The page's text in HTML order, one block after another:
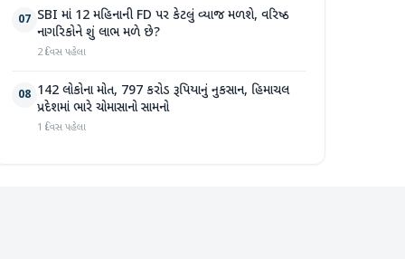
07 SBI માં 12 મહિનાની FD પર કેટલું વ્યાજ મળશે, વરિષ્ઠ
નાગરિકોને શું લાભ મળે છે?
2 દિવસ પહેલા
08 142 લોકોના મોત, 797 કરોડ રૂપિયાનું નુકસાન, હિમાચલ
પ્રદેશમાં ભારે ચોમાસાનો સામનો
1 દિવસ પહેલા